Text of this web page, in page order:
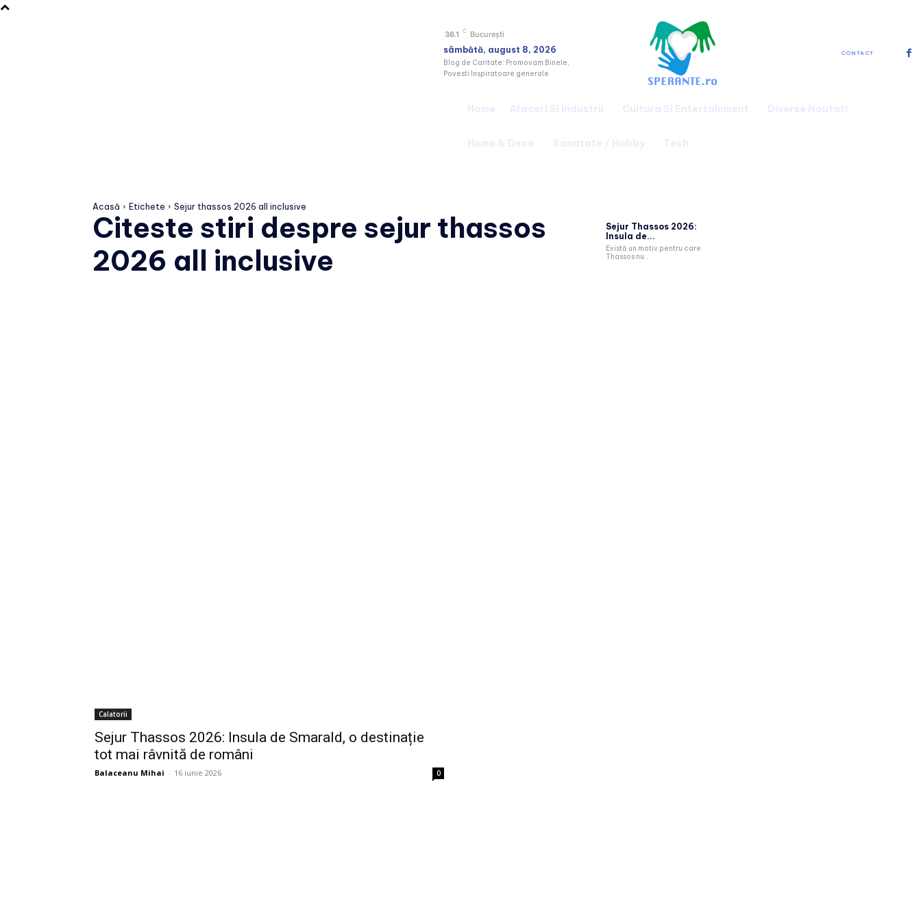
36.1 C București
sâmbătă, august 8, 2026
Blog de Caritate: Promovam Binele,
Povesti Inspiratoare generale
CONTACT
Acasă Etichete Sejur thassos 2026 all inclusive
Citeste stiri despre sejur thassos
2026 all inclusive
Sejur Thassos 2026:
Insula de...
Există un motiv pentru care
Thassos nu...
Calatorii
Sejur Thassos 2026: Insula de Smarald, o destinație
tot mai râvnită de români
Balaceanu Mihai - 16 iunie 2026 0